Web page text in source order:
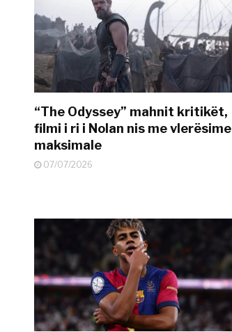
“The Odyssey” mahnit kritikët,
filmi i ri i Nolan nis me vlerësime
maksimale
07/07/2026